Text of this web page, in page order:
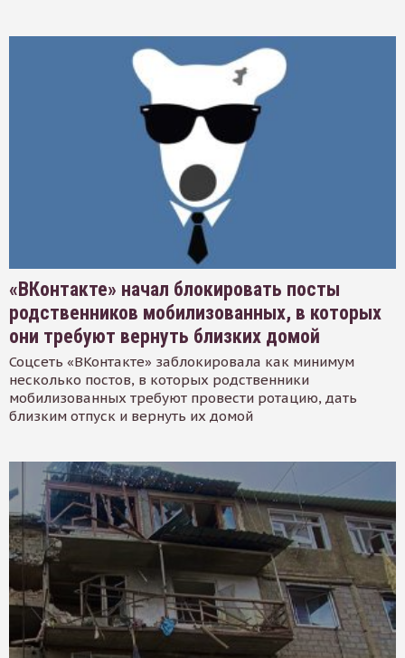
«ВКонтакте» начал блокировать посты
родственников мобилизованных, в которых
они требуют вернуть близких домой
Соцсеть «ВКонтакте» заблокировала как минимум
несколько постов, в которых родственники
мобилизованных требуют провести ротацию, дать
близким отпуск и вернуть их домой